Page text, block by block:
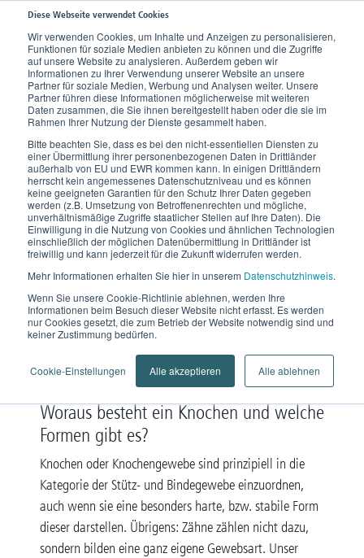
Diese Webseite verwendet Cookies
Wir verwenden Cookies, um Inhalte und Anzeigen zu personalisieren,
Funktionen für soziale Medien anbieten zu können und die Zugriffe
auf unsere Website zu analysieren. Außerdem geben wir
Informationen zu Ihrer Verwendung unserer Website an unsere
Partner für soziale Medien, Werbung und Analysen weiter. Unsere
Partner führen diese Informationen möglicherweise mit weiteren
Daten zusammen, die Sie ihnen bereitgestellt haben oder die sie im
Rahmen Ihrer Nutzung der Dienste gesammelt haben.
Bitte beachten Sie, dass es bei den nicht-essentiellen Diensten zu
einer Übermittlung ihrer personenbezogenen Daten in Drittländer
außerhalb von EU und EWR kommen kann. In einigen Drittländern
herrscht kein angemessenes Datenschutzniveau und es können
keine geeigneten Garantien für den Schutz Ihrer Daten gegeben
werden (z.B. Umsetzung von Betroffenenrechten und mögliche,
unverhältnismäßige Zugriffe staatlicher Stellen auf Ihre Daten). Die
Einwilligung in die Nutzung von Cookies und ähnlichen Technologien
einschließlich der möglichen Datenübermittlung in Drittländer ist
freiwillig und kann jederzeit für die Zukunft widerrufen werden.
Mehr Informationen erhalten Sie hier in unserem Datenschutzhinweis.
Wenn Sie unsere Cookie-Richtlinie ablehnen, werden Ihre
Informationen beim Besuch dieser Website nicht erfasst. Es werden
nur Cookies gesetzt, die zum Betrieb der Website notwendig sind und
keiner Zustimmung bedürfen.
Cookie-Einstellungen Alle akzeptieren Alle ablehnen
Home Wissen Unser Körper Stütz- und Bewegungsapparat Knochen
Knochen
Die Arbeit der Knochen.
Unser Skelett muss bei unterschiedlichsten Bewegungen
vielen Belastungen standhalten können. Der
Oberschenkelknochen als größter Knochen des
menschlichen Körpers kann erstaunliche 1,5 Tonnen
tragen. Neben dieser Druckbelastung können unsere
Knochen auch Zugkräfte und Biegungen abfangen.
Aufgrund ihrer einzigartigen Struktur und
Zusammensetzung sind sie sehr stabil und gleichzeitig
äußerst elastisch.
Woraus besteht ein Knochen und welche
Formen gibt es?
Knochen oder Knochengewebe sind prinzipiell in die
Kategorie der Stütz- und Bindegewebe einzuordnen,
auch wenn sie eine besonders harte, bzw. stabile Form
dieser darstellen. Übrigens: Zähne zählen nicht dazu,
sondern bilden eine ganz eigene Gewebsart. Unser